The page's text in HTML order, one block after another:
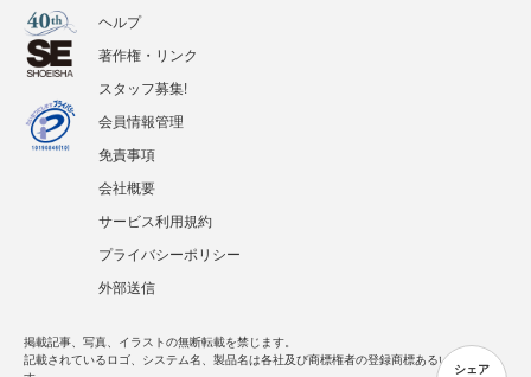
シェア
ヘルプ
著作権・リンク
スタッフ募集!
会員情報管理
免責事項
会社概要
サービス利用規約
プライバシーポリシー
外部送信
掲載記事、写真、イラストの無断転載を禁じます。
記載されているロゴ、システム名、製品名は各社及び商標権者の登録商標あるいは商標で